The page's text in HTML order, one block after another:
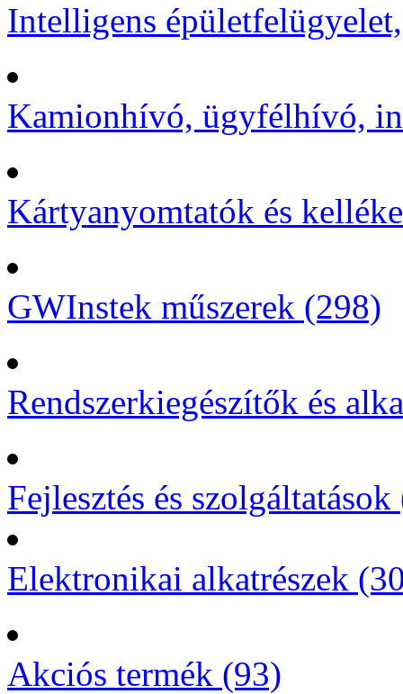
Intelligens
Kamionhívó, ügyfélhívó,
Kártyanyomtatók és
GWInstek műszerek (298)
Rendszerkiegészítők és
Fejlesztés és
Elektronikai alkatrészek
Akciós termék (93)